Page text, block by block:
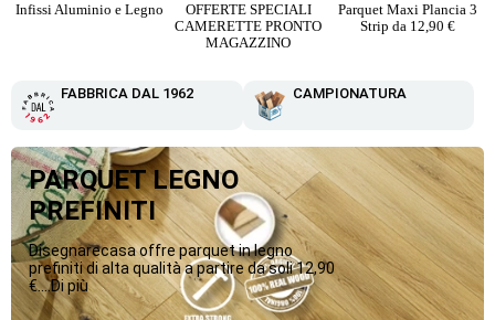
Infissi Aluminio e Legno
OFFERTE SPECIALI
CAMERETTE PRONTO
MAGAZZINO
Parquet Maxi Plancia 3
Strip da 12,90 €
FABBRICA DAL 1962 CAMPIONATURA
PARQUET LEGNO
PREFINITI
Disegnarecasa offre parquet in legno
prefiniti di alta qualità a partire da soli 12,90
€....Di più